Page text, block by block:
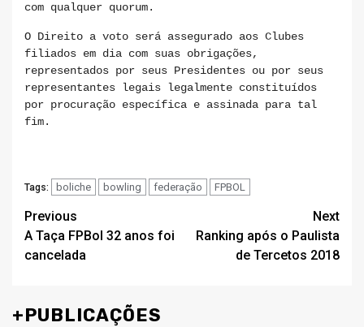
com qualquer quorum.
O Direito a voto será assegurado aos Clubes
filiados em dia com suas obrigações,
representados por seus Presidentes ou por seus
representantes legais legalmente constituídos
por procuração específica e assinada para tal
fim.
Tags: boliche bowling federação FPBOL
Post
navigation
Previous
A Taça FPBol 32 anos foi
cancelada
Next
Ranking após o Paulista
de Tercetos 2018
+PUBLICAÇÕES